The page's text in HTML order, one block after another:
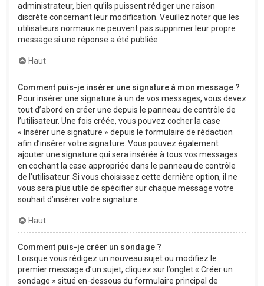
administrateur, bien qu’ils puissent rédiger une raison
discrète concernant leur modification. Veuillez noter que les
utilisateurs normaux ne peuvent pas supprimer leur propre
message si une réponse a été publiée.
Haut
Comment puis-je insérer une signature à mon message ?
Pour insérer une signature à un de vos messages, vous devez
tout d’abord en créer une depuis le panneau de contrôle de
l’utilisateur. Une fois créée, vous pouvez cocher la case
« Insérer une signature » depuis le formulaire de rédaction
afin d’insérer votre signature. Vous pouvez également
ajouter une signature qui sera insérée à tous vos messages
en cochant la case appropriée dans le panneau de contrôle
de l’utilisateur. Si vous choisissez cette dernière option, il ne
vous sera plus utile de spécifier sur chaque message votre
souhait d’insérer votre signature.
Haut
Comment puis-je créer un sondage ?
Lorsque vous rédigez un nouveau sujet ou modifiez le
premier message d’un sujet, cliquez sur l’onglet « Créer un
sondage » situé en-dessous du formulaire principal de